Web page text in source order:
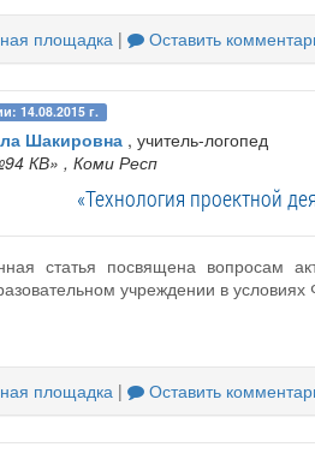
площадка | Оставить
14.08.2015 г.
Шакировна , учитель-логопед
КВ» , Коми Респ
«Технология проектной
статья посвящена вопросам
учреждении в
площадка | Оставить